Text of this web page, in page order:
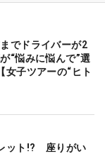
でドライバーが2
“悩みに悩んで”選
女子ツアーの“ヒト
ット!? 座りがい